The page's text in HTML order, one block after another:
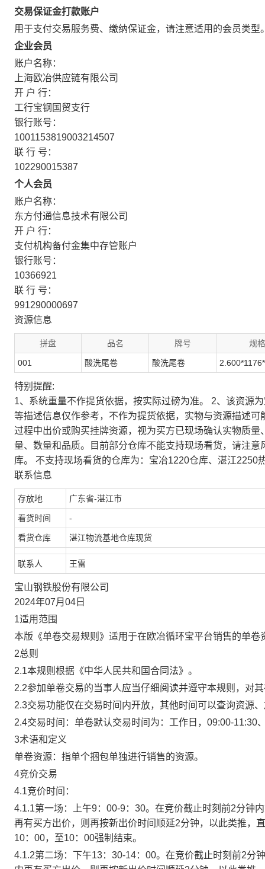
交易保证金打款账户
用于支付交易服务费、缴纳保证金，请注意适用的会员类型
企业会员
账户名称：
上海欧冶供应链有限公司
开 户 行：
工行宝钢国贸支行
银行账号：
1001153819003214507
联 行 号：
102290015387
个人会员
账户名称：
东方付通信息技术有限公司
开 户 行：
支付机构备付金集中存管账户
银行账号：
10366921
联 行 号：
991290000697
资源信息
拼盘 品名 牌号 规格
001 酸洗尾卷 酸洗尾卷
特别提醒:
1、系统重量不作提货依据，按实际过磅为准。 2、该资源
等描述信息仅作参考，不作为提货依据，实物与资源描述
过程中出价或购买挂牌资源，视为买方已现场确认实物质
量、数量和品质。目前部分仓库不能支持现场看货，请注
库。 不支持现场看货的仓库为：宝冶1220仓库、湛江2250
联系信息
存放地 广东省-湛江市
看货时间 -
看货仓库 湛江物流基地仓库现货
联系人 王雷
宝山钢铁股份有限公司
2024年07月04日
1适用范围
本版《单卷交易规则》适用于在欧冶循环宝平台销售的单卷
2总则
2.1本规则根据《中华人民共和国合同法》。
2.2参加单卷交易的当事人应当仔细阅读并遵守本规则，对
2.3交易功能仅在交易时间内开放，其他时间可以查询资源
2.4交易时间：单卷默认交易时间为：工作日，09:00-11:30
3术语和定义
单卷资源：指单个捆包单独进行销售的资源。
4竞价交易
4.1竞价时间：
4.1.1第一场：上午9：00-9：30。在竞价截止时刻前2分钟
再有买方出价，则再按新出价时间顺延2分钟，以此类推，
10：00，至10：00强制结束。
4.1.2第二场：下午13：30-14：00。在竞价截止时刻前2分